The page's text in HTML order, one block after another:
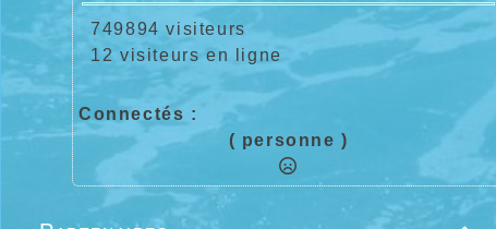
749894 visiteurs
12 visiteurs en ligne
Connectés :
( personne )